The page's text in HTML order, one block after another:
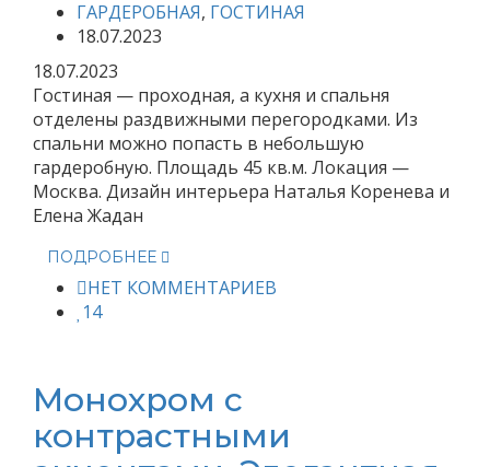
ГАРДЕРОБНАЯ, ГОСТИНАЯ
18.07.2023
18.07.2023
Гостиная — проходная, а кухня и спальня
отделены раздвижными перегородками. Из
спальни можно попасть в небольшую
гардеробную. Площадь 45 кв.м. Локация —
Москва. Дизайн интерьера Наталья Коренева и
Елена Жадан
ПОДРОБНЕЕ
НЕТ КОММЕНТАРИЕВ
14
Монохром с
контрастными